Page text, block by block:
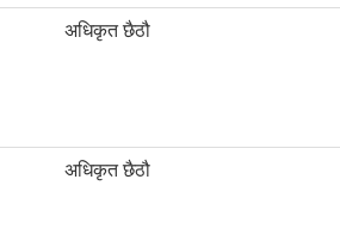
अधिकृत छैठौ
अधिकृत छैठौ